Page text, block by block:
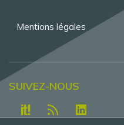
Mentions légales
SUIVEZ-NOUS